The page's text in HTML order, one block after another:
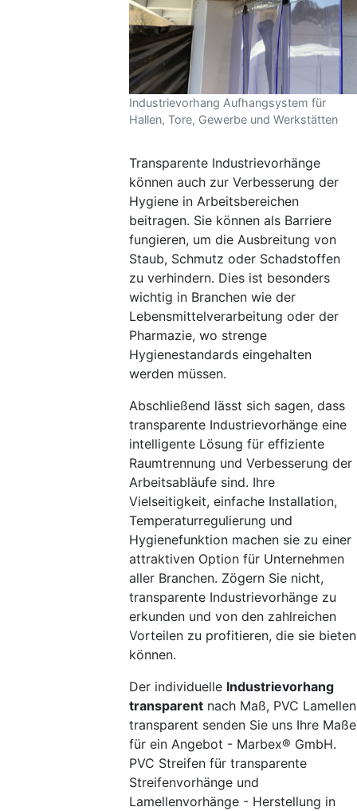
Industrievorhang Aufhangsystem für
Hallen, Tore, Gewerbe und Werkstätten
Transparente Industrievorhänge
können auch zur Verbesserung der
Hygiene in Arbeitsbereichen
beitragen. Sie können als Barriere
fungieren, um die Ausbreitung von
Staub, Schmutz oder Schadstoffen
zu verhindern. Dies ist besonders
wichtig in Branchen wie der
Lebensmittelverarbeitung oder der
Pharmazie, wo strenge
Hygienestandards eingehalten
werden müssen.
Abschließend lässt sich sagen, dass
transparente Industrievorhänge eine
intelligente Lösung für effiziente
Raumtrennung und Verbesserung der
Arbeitsabläufe sind. Ihre
Vielseitigkeit, einfache Installation,
Temperaturregulierung und
Hygienefunktion machen sie zu einer
attraktiven Option für Unternehmen
aller Branchen. Zögern Sie nicht,
transparente Industrievorhänge zu
erkunden und von den zahlreichen
Vorteilen zu profitieren, die sie bieten
können.
Der individuelle Industrievorhang
transparent nach Maß, PVC Lamellen
transparent senden Sie uns Ihre Maße
für ein Angebot - Marbex® GmbH.
PVC Streifen für transparente
Streifenvorhänge und
Lamellenvorhänge - Herstellung in